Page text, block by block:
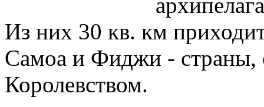
Из них 30 кв. км
Самоа и Фиджи - страны,
Королевством.